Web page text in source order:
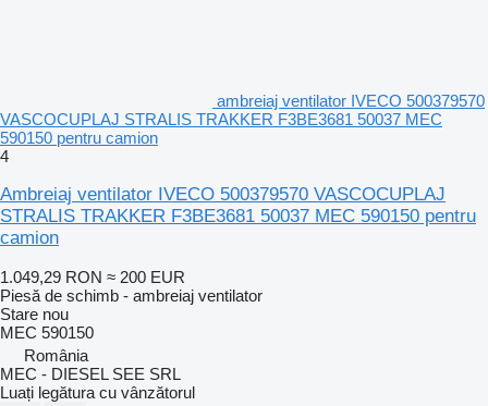
ambreiaj ventilator IVECO 500379570
VASCOCUPLAJ STRALIS TRAKKER F3BE3681 50037 MEC
590150 pentru camion
4
Ambreiaj ventilator IVECO 500379570 VASCOCUPLAJ
STRALIS TRAKKER F3BE3681 50037 MEC 590150 pentru
camion
1.049,29 RON ≈ 200 EUR
Piesă de schimb - ambreiaj ventilator
Stare nou
MEC 590150
România
MEC - DIESEL SEE SRL
Luați legătura cu vânzătorul